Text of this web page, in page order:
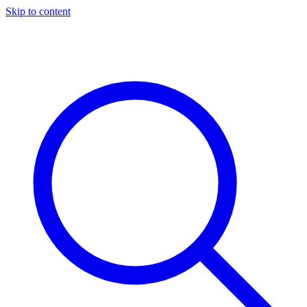
Skip to content